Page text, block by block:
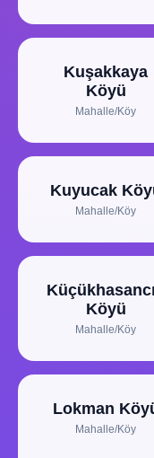
Kuşakkaya
Köyü
Mahalle/Köy
Kuyucak
Mahalle/Köy
Köyü
Mahalle/Köy
Lokman
Mahalle/Köy